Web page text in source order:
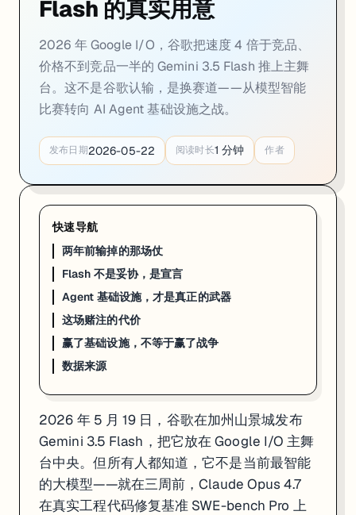
Flash 不是妥协，是宣言
Gemini 3.5 Flash 的数字很具体：Terminal-Bench 2.1（测试 agent
拆解一下原理：Transformer 的 Attention 机制就像教室里所有同学互
翻译成人话：如果 AI Agent 要完成一项任务，需要调用大模型 200
谷歌在 I/O 推 Flash 而不是 Pro（Pro 据称下个月才发布），是在向开
Agent 基础设施，才是真正的武器
Gemini 3.5 Flash 本身只是序章。5 月 19 日，谷歌同步发布了一整套
Antigravity 2.0
从 Web IDE 升级成独立桌面 App，配套 Antigravity
Managed Agents API一次 API 调用就可以在 Google Cloud 托管环
Gemini Spark全天候在后台运行的个人 AI Agent，跨 Google
CodeMender自主发现代码安全漏洞、生成修复方案、测试补丁、等
把这四个东西加在一起，谷歌不是在发布产品，是在建护城河。开发
这场赌注的代价
说清楚谷歌在赌什么，就得说清楚代价在哪。
Flash 的真实用意
2026 年 Google I/O，谷歌把速度 4 倍于竞品、
价格不到竞品一半的 Gemini 3.5 Flash 推上主舞
台。这不是谷歌认输，是换赛道——从模型智能
比赛转向 AI Agent 基础设施之战。
发布日期2026-05-22 阅读时长1 分钟 作者
快速导航
两年前输掉的那场仗
Flash 不是妥协，是宣言
Agent 基础设施，才是真正的武器
这场赌注的代价
赢了基础设施，不等于赢了战争
数据来源
2026 年 5 月 19 日，谷歌在加州山景城发布
Gemini 3.5 Flash，把它放在 Google I/O 主舞
台中央。但所有人都知道，它不是当前最智能
的大模型——就在三周前，Claude Opus 4.7
在真实工程代码修复基准 SWE-bench Pro 上